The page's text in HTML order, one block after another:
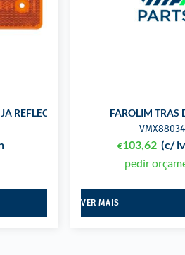
REFLECT LAMPADA
FAROLIM TRAS
€103,62 (c/
pedir
VER MAIS